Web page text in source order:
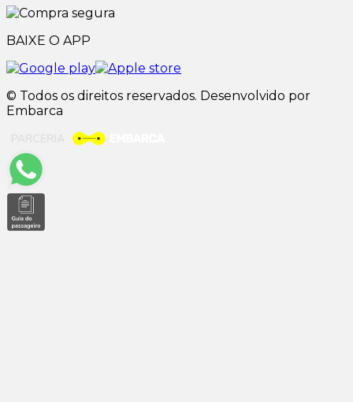
BAIXE O APP
© Todos os direitos reservados. Desenvolvido por
Embarca